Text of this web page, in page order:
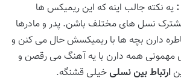
: یه نکته جالب اینه که این ریمیکس ها
نسل های مختلف باشن. پدر و مادرها
دارن بچه ها با ریمیکسش حال می کنن و
مهمونی همه دارن با یه آهنگ می رقصن و
ارتباط بین نسلی خیلی قشنگه.